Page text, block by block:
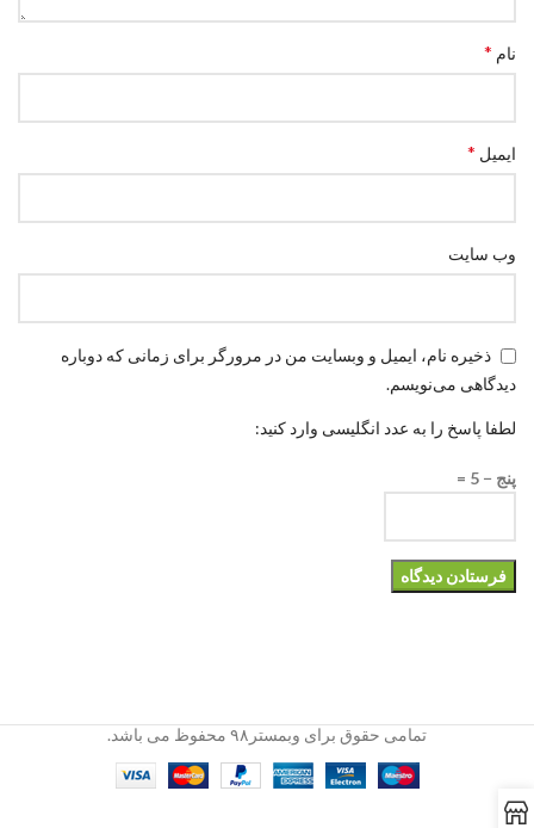
نام *
ایمیل *
وب‌ سایت
ذخیره نام، ایمیل و وبسایت من در مرورگر برای زمانی که دوباره
دیدگاهی می‌نویسم.
لطفا پاسخ را به عدد انگلیسی وارد کنید:
پنج − 5 =
تمامی حقوق برای وبمستر۹۸ محفوظ می باشد.